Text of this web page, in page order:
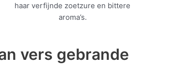
haar verfijnde zoetzure en bittere
aroma’s.
vers gebrande